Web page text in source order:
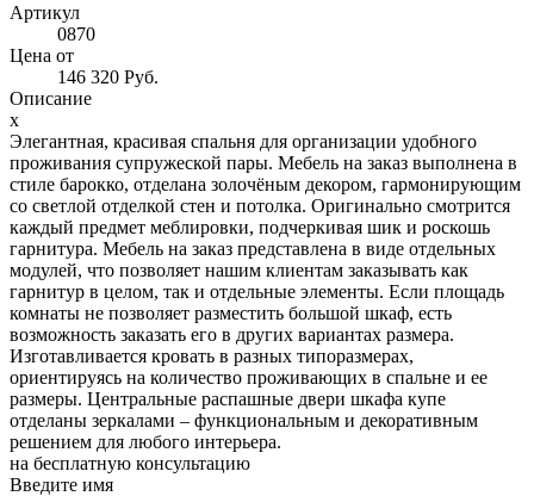
Артикул
0870
Цена от
146 320 Руб.
Описание
x
Элегантная, красивая спальня для организации удобного
проживания супружеской пары. Мебель на заказ выполнена в
стиле барокко, отделана золочёным декором, гармонирующим
со светлой отделкой стен и потолка. Оригинально смотрится
каждый предмет меблировки, подчеркивая шик и роскошь
гарнитура. Мебель на заказ представлена в виде отдельных
модулей, что позволяет нашим клиентам заказывать как
гарнитур в целом, так и отдельные элементы. Если площадь
комнаты не позволяет разместить большой шкаф, есть
возможность заказать его в других вариантах размера.
Изготавливается кровать в разных типоразмерах,
ориентируясь на количество проживающих в спальне и ее
размеры. Центральные распашные двери шкафа купе
отделаны зеркалами – функциональным и декоративным
решением для любого интерьера.
на бесплатную консультацию
Введите имя